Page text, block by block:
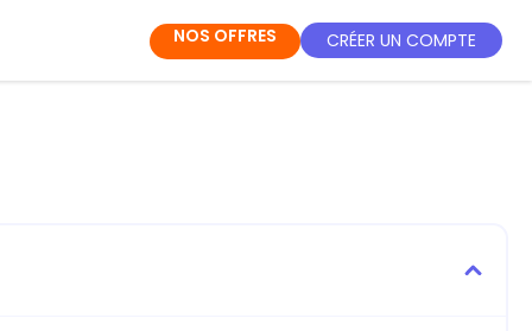
NOS OFFRES CRÉER UN COMPTE